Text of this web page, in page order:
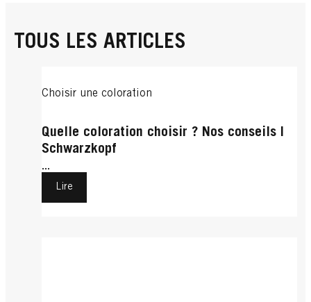
TOUS LES ARTICLES
Choisir une coloration
Quelle coloration choisir ? Nos conseils |
Schwarzkopf
...
Lire